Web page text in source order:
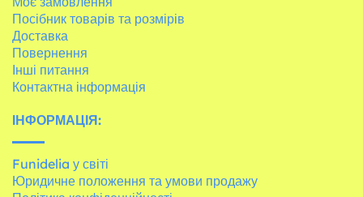
Посібник товарів та розмірів
Доставка
Повернення
Інші питання
Контактна інформація
ІНФОРМАЦІЯ:
Funidelia у світі
Юридичне положення та умови продажу